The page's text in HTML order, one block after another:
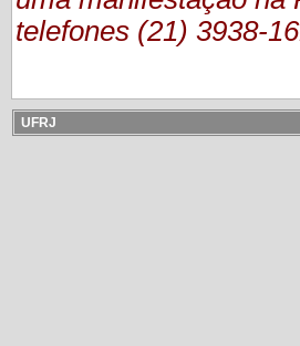
telefones (21) 3938-
UFRJ